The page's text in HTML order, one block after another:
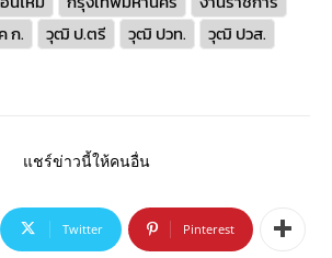
ก. วุฒิ ป.ตรี วุฒิ ปวท.
วุฒิ ปวส.
แชร์ข่าวนี้ให้คนอื่น
Twitter Pinterest